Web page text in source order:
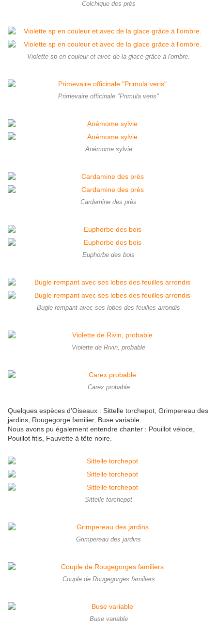
Colchique des près
Violette sp en couleur et avec de la glace grâce à l'ombre.
Primevaire officinale "Primula veris"
Anémome sylvie
Cardamine des près
Euphorbe des bois
Bugle rempant avec ses lobes des feuilles arrondis
Violette de Rivin, probable
Carex probable
Quelques espèces d'Oiseaux : Sittelle torchepot, Grimpereau des
jardins, Rougegorge familier, Buse variable.
Nous avons pu également entendre chanter : Pouillot véloce,
Pouillot fitis, Fauvette à tête noire.
Sittelle torchepot
Grimpereau des jardins
Couple de Rougegorges familiers
Buse variable